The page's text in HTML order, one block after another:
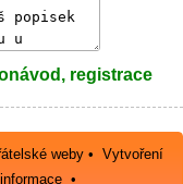
registrace
weby •Vytvoření
•